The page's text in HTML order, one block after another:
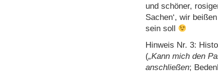
und schöner,
Sachen‘, wir
sein soll
Hinweis Nr. 3:
(„Kann mich den
anschließen;